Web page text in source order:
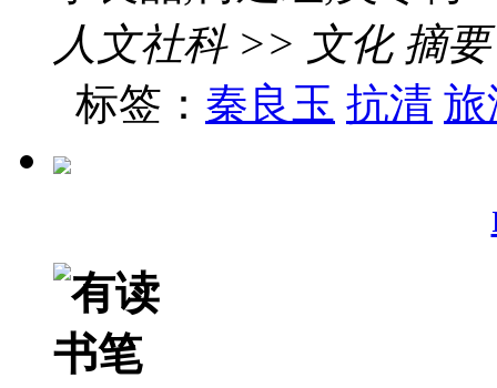
人文社科 >> 文化 摘要
标签： 秦良玉 抗清 旅